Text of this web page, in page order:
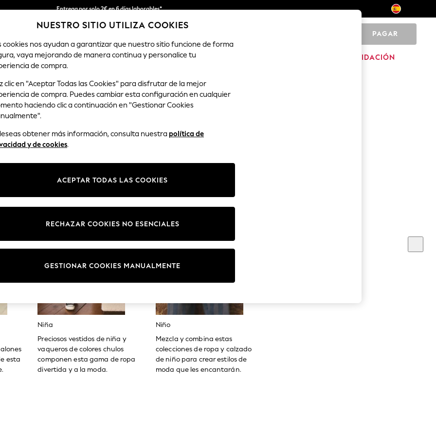
Entrega por solo 2€ en 6 días laborables*
Devoluciones fáciles en 28 días*
PAGAR
HOMBRE TIENDA DE VACACIONES LIQUIDACIÓN
movido o ya no exista.
que estés buscando.
arriba.
esta
Niña
Preciosos vestidos de niña y
vaqueros de colores chulos
componen esta gama de ropa
divertida y a la moda.
Niño
Mezcla y combina estas
colecciones de ropa y calzado
de niño para crear estilos de
moda que les encantarán.
NUESTRO SITIO UTILIZA COOKIES
cookies nos ayudan a garantizar que nuestro sitio funcione de forma
vaya mejorando de manera continua y personalice tu
de compra.
clic en "Aceptar Todas las Cookies" para disfrutar de la mejor
de compra. Puedes cambiar esta configuración en cualquier
haciendo clic a continuación en "Gestionar Cookies
obtener más información, consulta nuestra política de
y de cookies.
ACEPTAR TODAS LAS COOKIES
GESTIONAR COOKIES MANUALMENTE
RECHAZAR COOKIES NO ESENCIALES